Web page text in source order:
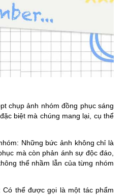
chụp ảnh nhóm đồng phục sáng
biệt mà chúng mang lại, cụ thể
Những bức ảnh không chỉ là
mà còn phản ánh sự độc đáo,
thể nhầm lẫn của từng nhóm
thể được gọi là một tác phẩm